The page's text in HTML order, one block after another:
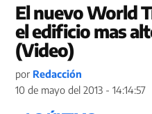
El nuevo World
el edificio mas
(Video)
por Redacción
10 de mayo del 2013 - 14:14:57